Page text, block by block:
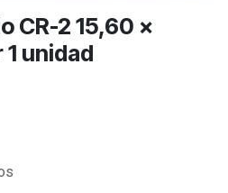
CR-2 15,60 x
unidad